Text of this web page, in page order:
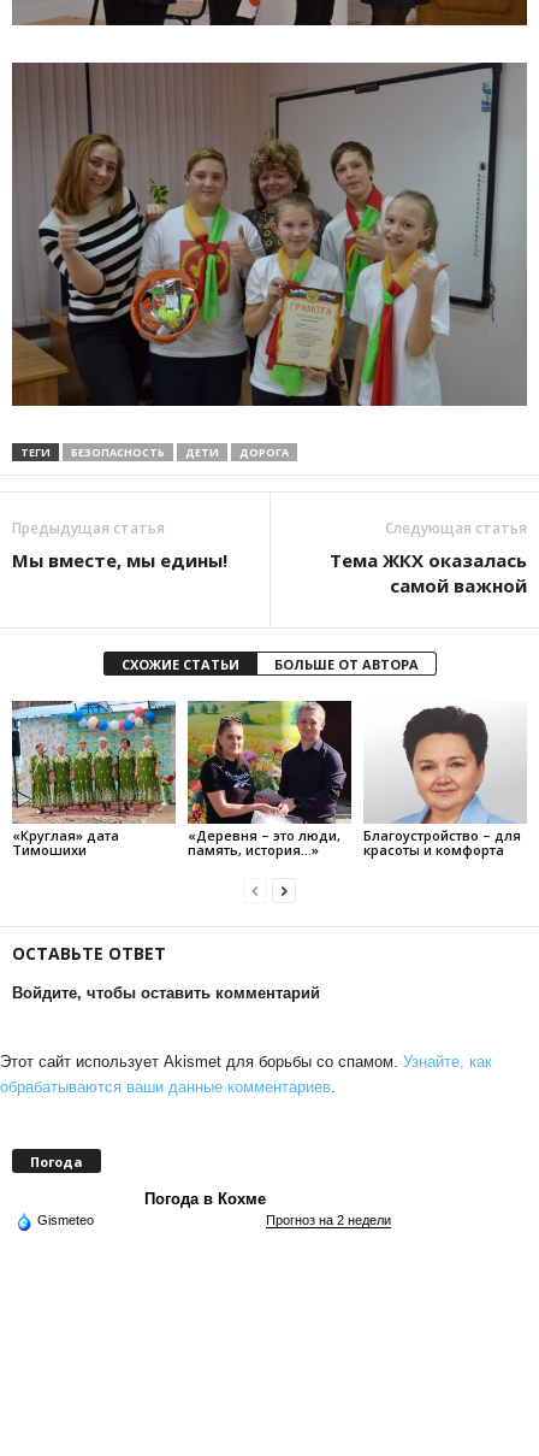
ТЕГИ БЕЗОПАСНОСТЬ ДЕТИ ДОРОГА
Предыдущая статья
Мы вместе, мы едины!
Следующая статья
Тема ЖКХ оказалась
самой важной
СХОЖИЕ СТАТЬИ БОЛЬШЕ ОТ АВТОРА
«Круглая» дата
Тимошихи
«Деревня – это люди,
память, история…»
Благоустройство – для
красоты и комфорта
ОСТАВЬТЕ ОТВЕТ
Войдите, чтобы оставить комментарий
Этот сайт использует Akismet для борьбы со спамом. Узнайте, как
обрабатываются ваши данные комментариев
Погода
Погода в Кохме
Gismeteo Прогноз на 2 недели